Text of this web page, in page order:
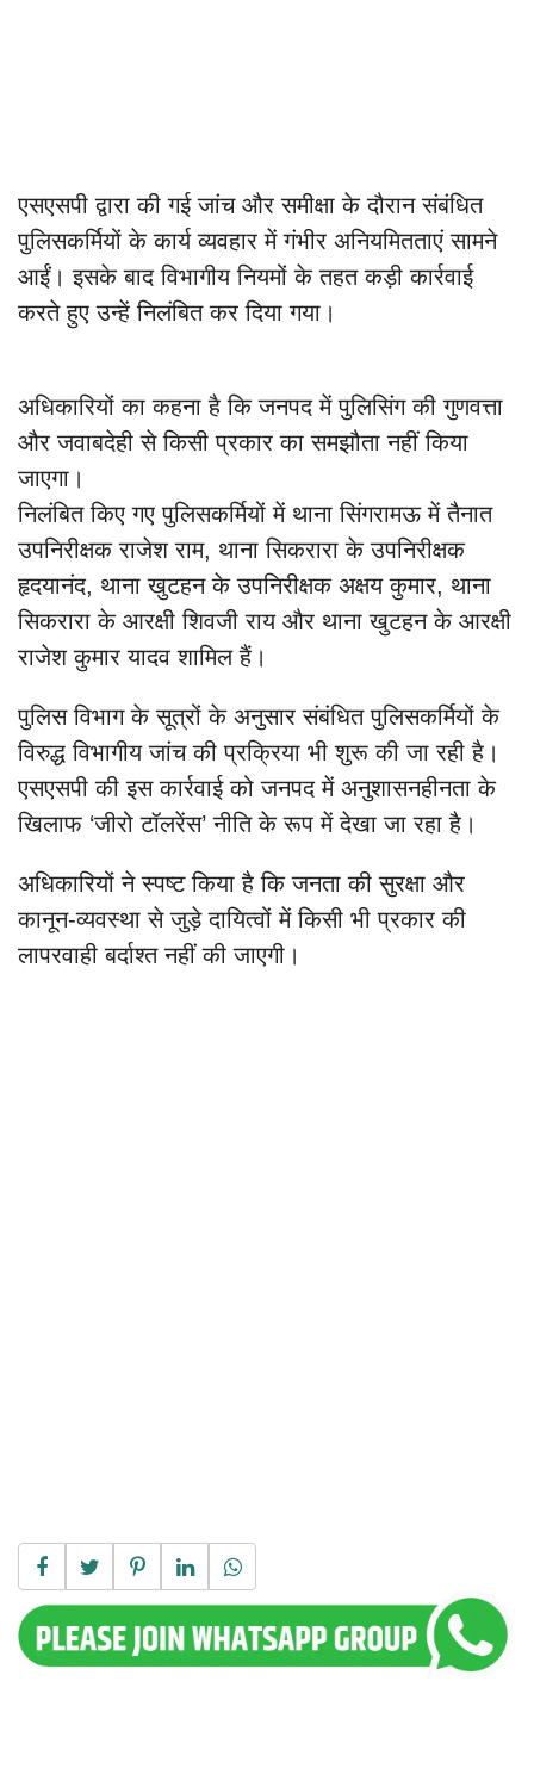
एसएसपी द्वारा की गई जांच और समीक्षा के दौरान संबंधित
पुलिसकर्मियों के कार्य व्यवहार में गंभीर अनियमितताएं सामने
आईं। इसके बाद विभागीय नियमों के तहत कड़ी कार्रवाई
करते हुए उन्हें निलंबित कर दिया गया।
अधिकारियों का कहना है कि जनपद में पुलिसिंग की गुणवत्ता
और जवाबदेही से किसी प्रकार का समझौता नहीं किया
जाएगा।
निलंबित किए गए पुलिसकर्मियों में थाना सिंगरामऊ में तैनात
उपनिरीक्षक राजेश राम, थाना सिकरारा के उपनिरीक्षक
हृदयानंद, थाना खुटहन के उपनिरीक्षक अक्षय कुमार, थाना
सिकरारा के आरक्षी शिवजी राय और थाना खुटहन के आरक्षी
राजेश कुमार यादव शामिल हैं।
पुलिस विभाग के सूत्रों के अनुसार संबंधित पुलिसकर्मियों के
विरुद्ध विभागीय जांच की प्रक्रिया भी शुरू की जा रही है।
एसएसपी की इस कार्रवाई को जनपद में अनुशासनहीनता के
खिलाफ ‘जीरो टॉलरेंस’ नीति के रूप में देखा जा रहा है।
अधिकारियों ने स्पष्ट किया है कि जनता की सुरक्षा और
कानून-व्यवस्था से जुड़े दायित्वों में किसी भी प्रकार की
लापरवाही बर्दाश्त नहीं की जाएगी।